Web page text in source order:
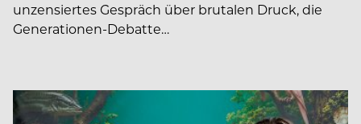
unzensiertes Gespräch über brutalen Druck, die
Generationen-Debatte…